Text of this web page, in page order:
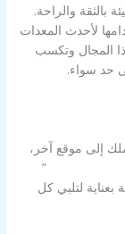
بالثقة والراحة.
لأحدث المعدات
المجال وتكسب
حد سواء.
إلى موقع آخر،
الزور بالكويت”
لتلبي كل